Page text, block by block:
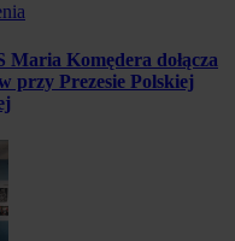
Maria Komędera dołącza
przy Prezesie Polskiej